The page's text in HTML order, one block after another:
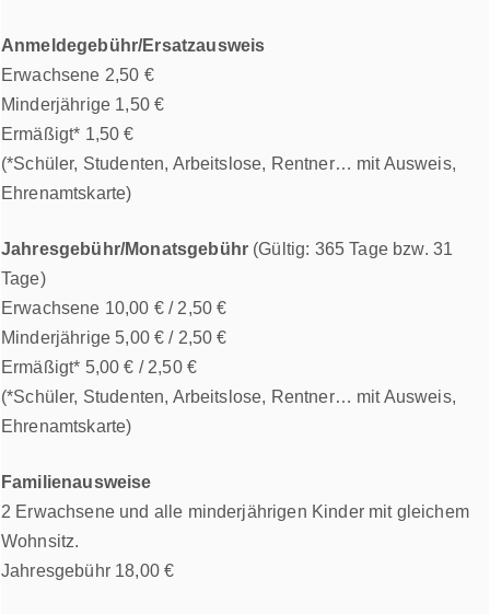
Anmeldegebühr/Ersatzausweis
Erwachsene 2,50 €
Minderjährige 1,50 €
Ermäßigt* 1,50 €
(*Schüler, Studenten, Arbeitslose, Rentner… mit Ausweis,
Ehrenamtskarte)
Jahresgebühr/Monatsgebühr (Gültig: 365 Tage bzw. 31
Tage)
Erwachsene 10,00 € / 2,50 €
Minderjährige 5,00 € / 2,50 €
Ermäßigt* 5,00 € / 2,50 €
(*Schüler, Studenten, Arbeitslose, Rentner… mit Ausweis,
Ehrenamtskarte)
Familienausweise
2 Erwachsene und alle minderjährigen Kinder mit gleichem
Wohnsitz.
Jahresgebühr 18,00 €